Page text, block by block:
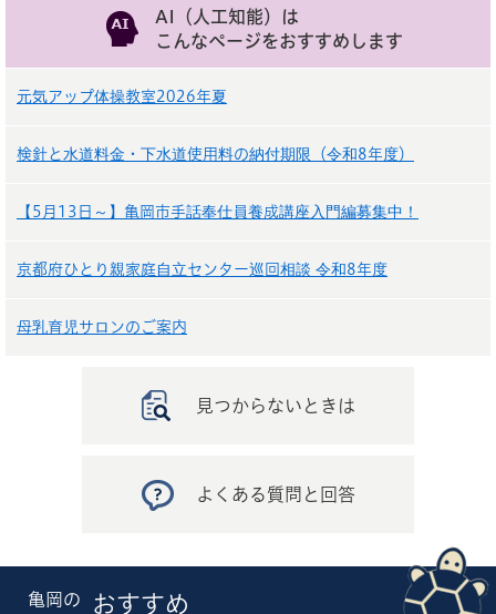
AI（人工知能）は
こんなページをおすすめします
元気アップ体操教室2026年夏
検針と水道料金・下水道使用料の納付期限（令和8年度）
【5月13日～】亀岡市手話奉仕員養成講座入門編募集中！
京都府ひとり親家庭自立センター巡回相談 令和8年度
母乳育児サロンのご案内
見つからないときは
よくある質問と回答
亀岡の おすすめ